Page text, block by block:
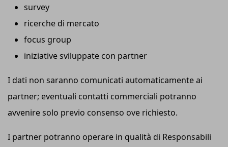
survey
ricerche di mercato
focus group
iniziative sviluppate con partner
I dati non saranno comunicati automaticamente ai
partner; eventuali contatti commerciali potranno
avvenire solo previo consenso ove richiesto.
I partner potranno operare in qualità di Responsabili